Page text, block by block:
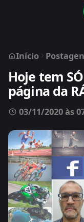
Início
Hoje tem
página da
03/11/2020 às